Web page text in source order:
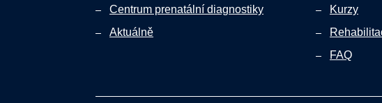
Centrum prenatální diagnostiky
Aktuálně
Kurzy
FAQ